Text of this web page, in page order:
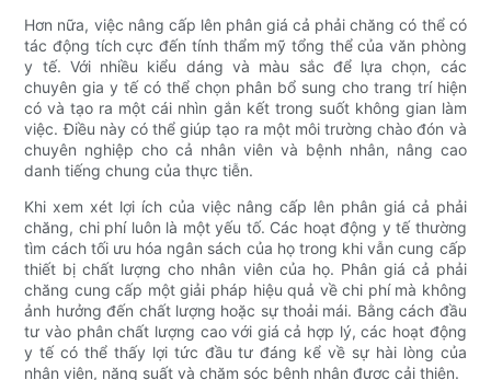
Hơn nữa, việc nâng cấp lên phân giá cả phải chăng có thể có
tác động tích cực đến tính thẩm mỹ tổng thể của văn phòng
y tế. Với nhiều kiểu dáng và màu sắc để lựa chọn, các
chuyên gia y tế có thể chọn phân bổ sung cho trang trí hiện
có và tạo ra một cái nhìn gắn kết trong suốt không gian làm
việc. Điều này có thể giúp tạo ra một môi trường chào đón và
chuyên nghiệp cho cả nhân viên và bệnh nhân, nâng cao
danh tiếng chung của thực tiễn.
Khi xem xét lợi ích của việc nâng cấp lên phân giá cả phải
chăng, chi phí luôn là một yếu tố. Các hoạt động y tế thường
tìm cách tối ưu hóa ngân sách của họ trong khi vẫn cung cấp
thiết bị chất lượng cho nhân viên của họ. Phân giá cả phải
chăng cung cấp một giải pháp hiệu quả về chi phí mà không
ảnh hưởng đến chất lượng hoặc sự thoải mái. Bằng cách đầu
tư vào phân chất lượng cao với giá cả hợp lý, các hoạt động
y tế có thể thấy lợi tức đầu tư đáng kể về sự hài lòng của
nhân viên, năng suất và chăm sóc bệnh nhân được cải thiện.